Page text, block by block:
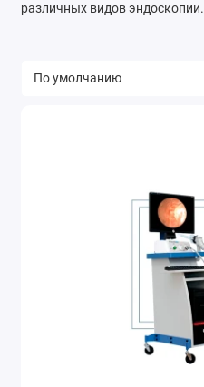
различных видов эндоскопии.